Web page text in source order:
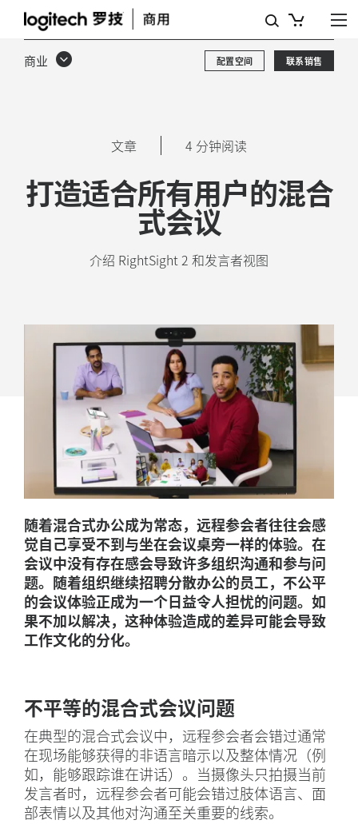
自
动
业
商业 联系销售
配置空间
文章 4 分钟阅读
打造适合所有用户的混合
式会议
介绍 RightSight 2 和发言者视图
随着混合式办公成为常态，远程参会者往往会感
觉自己享受不到与坐在会议桌旁一样的体验。在
会议中没有存在感会导致许多组织沟通和参与问
题。随着组织继续招聘分散办公的员工，不公平
的会议体验正成为一个日益令人担忧的问题。如
果不加以解决，这种体验造成的差异可能会导致
工作文化的分化。
不平等的混合式会议问题
在典型的混合式会议中，远程参会者会错过通常
在现场能够获得的非语言暗示以及整体情况（例
如，能够跟踪谁在讲话）。当摄像头只拍摄当前
发言者时，远程参会者可能会错过肢体语言、面
部表情以及其他对沟通至关重要的线索。